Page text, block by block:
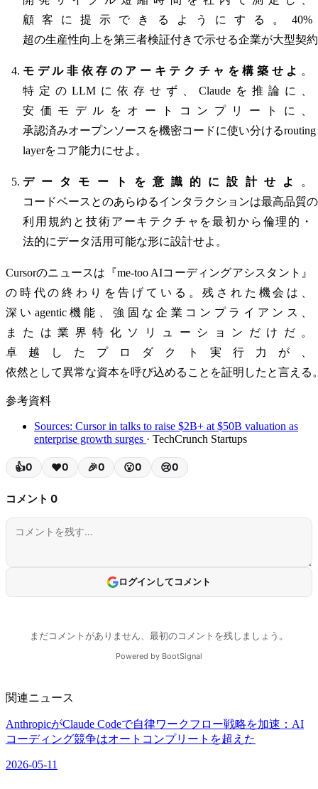
顧客に提示できるようにする。40%
超の生産性向上を第三者検証付きで示せる企業が大型契
モデル非依存のアーキテクチャを構築せよ 。
特定のLLMに依存せず、Claudeを推論に、
安価モデルをオートコンプリートに、
承認済みオープンソースを機密コードに使い分けるrouting
layerをコア能力にせよ。
データモートを意識的に設計せよ
。
コードベースとのあらゆるインタラクションは最高品質
利用規約と技術アーキテクチャを最初から倫理的・
法的にデータ活用可能な形に設計せよ。
Cursorのニュースは『me-too AIコーディングアシスタント』
の時代の終わりを告げている。残された機会は、
深いagentic機能、強固な企業コンプライアンス、
または業界特化ソリューションだけだ。
卓越したプロダクト実行力が、
依然として異常な資本を呼び込めることを証明したと言える
参考資料
Sources: Cursor in talks to raise $2B+ at $50B valuation as
enterprise growth surges · TechCrunch Startups
関連ニュース
AnthropicがClaude Codeで自律ワークフロー戦略を加速：AI
コーディング競争はオートコンプリートを超えた
2026-05-11